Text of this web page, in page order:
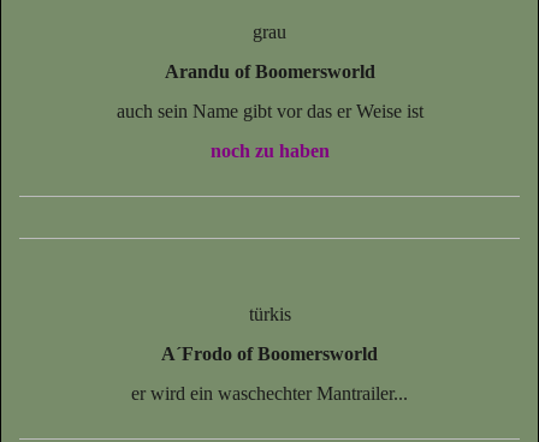
grau
Arandu of Boomersworld
auch sein Name gibt vor das er Weise ist
noch zu haben
türkis
A´Frodo of Boomersworld
er wird ein waschechter Mantrailer...